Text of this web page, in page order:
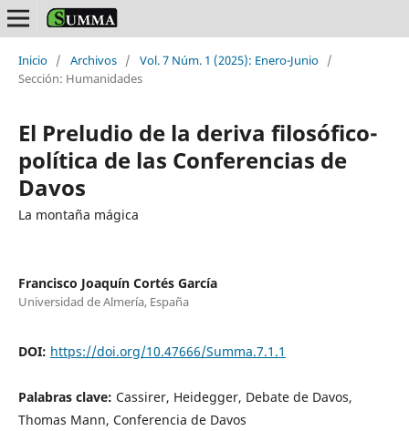
Inicio / Archivos / Vol. 7 Núm. 1 (2025): Enero-Junio /
Sección: Humanidades
El Preludio de la deriva filosófico-
política de las Conferencias de
Davos
La montaña mágica
Francisco Joaquín Cortés García
Universidad de Almería, España
DOI: https://doi.org/10.47666/Summa.7.1.1
Palabras clave: Cassirer, Heidegger, Debate de Davos,
Thomas Mann, Conferencia de Davos